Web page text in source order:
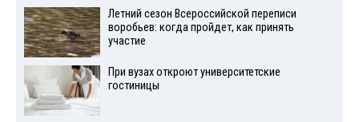
Летний сезон Всероссийской переписи
воробьев: когда пройдет, как принять
участие
При вузах откроют университетские
гостиницы